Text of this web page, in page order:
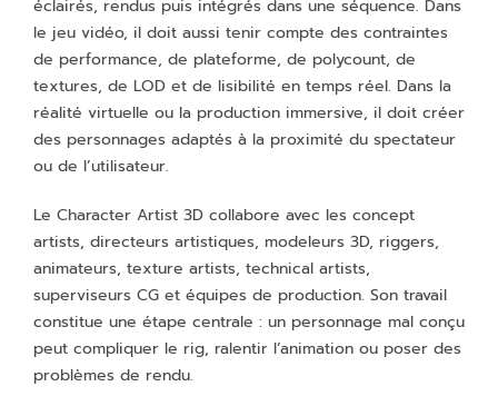
éclairés, rendus puis intégrés dans une séquence. Dans
le jeu vidéo, il doit aussi tenir compte des contraintes
de performance, de plateforme, de polycount, de
textures, de LOD et de lisibilité en temps réel. Dans la
réalité virtuelle ou la production immersive, il doit créer
des personnages adaptés à la proximité du spectateur
ou de l’utilisateur.
Le Character Artist 3D collabore avec les concept
artists, directeurs artistiques, modeleurs 3D, riggers,
animateurs, texture artists, technical artists,
superviseurs CG et équipes de production. Son travail
constitue une étape centrale : un personnage mal conçu
peut compliquer le rig, ralentir l’animation ou poser des
problèmes de rendu.